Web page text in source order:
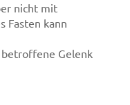
nicht mit
Fasten kann
Gelenk